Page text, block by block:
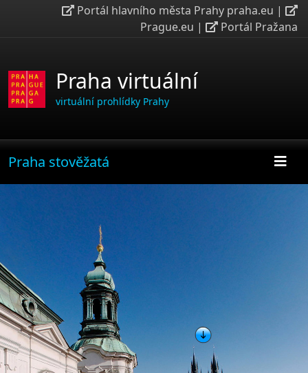
Portál hlavního města Prahy praha.eu |
Prague.eu | Portál Pražana
Praha virtuální
virtuální prohlídky Prahy
Praha stověžatá